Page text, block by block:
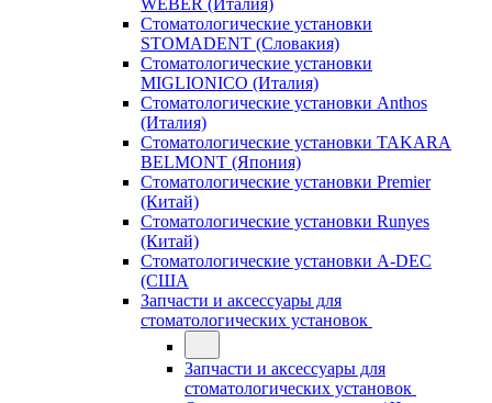
WEBER (Италия)
Стоматологические установки
STOMADENT (Словакия)
Стоматологические установки
MIGLIONICO (Италия)
Стоматологические установки Anthos
(Италия)
Стоматологические установки TAKARA
BELMONT (Япония)
Стоматологические установки Premier
(Китай)
Стоматологические установки Runyes
(Китай)
Стоматологические установки A-DEC
(США
Запчасти и аксессуары для
стоматологических установок
Запчасти и аксессуары для
стоматологических установок